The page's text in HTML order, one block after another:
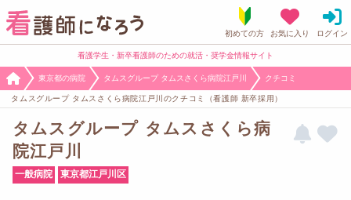
看護学生・新卒看護師のための就活・奨学金情報サイト
東京都の病院 タムスグループ タムスさくら病院江戸川 クチコミ
タムスグループ タムスさくら病院江戸川のクチコミ（看護師 新卒採用）
タムスグループ タムスさくら病
院江戸川
一般病院 東京都江戸川区